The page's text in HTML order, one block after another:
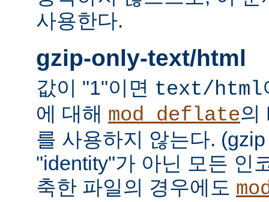
사용한다.
gzip-only-text/html
값이 "1"이면 text/html
에 대해 mod_deflate의
를 사용하지 않는다.
"identity"가 아닌 모든 인
축한 파일의 경우에도